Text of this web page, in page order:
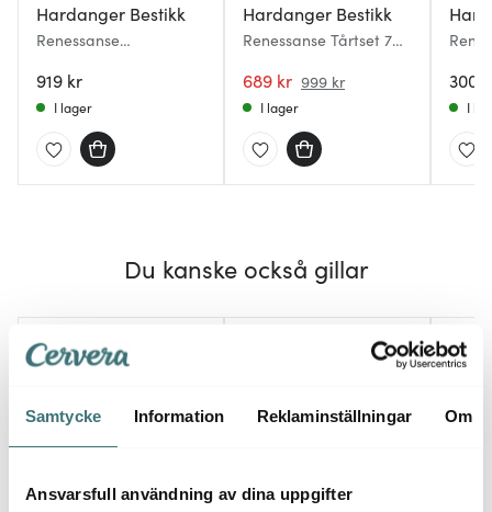
Samtycke Information Reklaminställningar Om
Ansvarsfull användning av dina uppgifter
Hardanger Bestikk
Renessanse
delar
919 kr
I lager
Hardanger Bestikk
Renessanse Tårtset 7
689 kr 999 kr
I lager I
Du kanske också gillar